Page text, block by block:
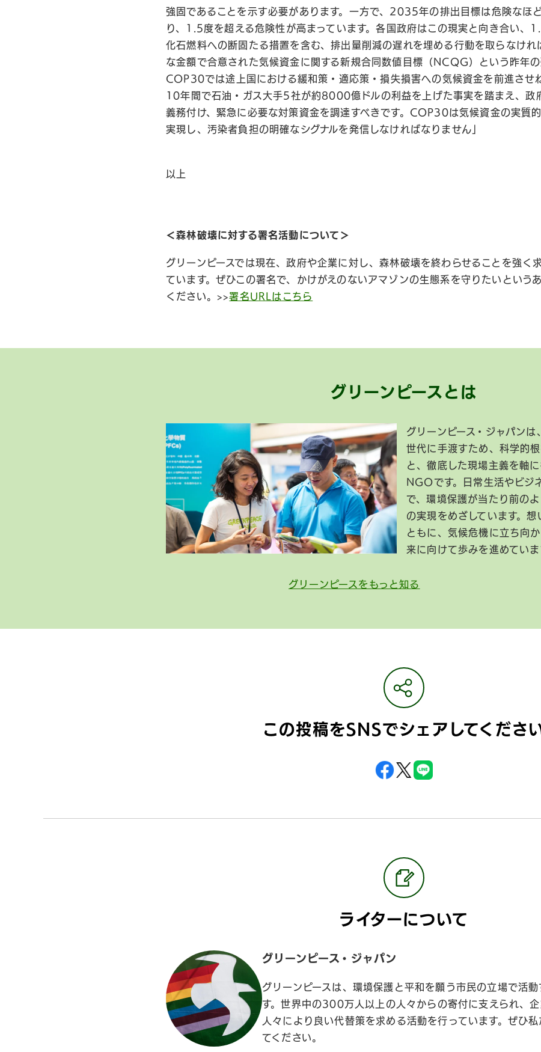
強固であることを示す必要があります。一方で、2035年の排出目標は危険なほ
り、1.5度を超える危険性が高まっています。各国政府はこの現実と向き合い、
化石燃料への断固たる措置を含む、排出量削減の遅れを埋める行動を取らなけれ
な金額で合意された気候資金に関する新規合同数値目標（NCQG）という昨年の
COP30では途上国における緩和策・適応策・損失損害への気候資金を前進させ
10年間で石油・ガス大手5社が約8000億ドルの利益を上げた事実を踏まえ、政
義務付け、緊急に必要な対策資金を調達すべきです。COP30は気候資金の実質
実現し、汚染者負担の明確なシグナルを発信しなければなりません」
以上
＜森林破壊に対する署名活動について＞
グリーンピースでは現在、政府や企業に対し、森林破壊を終わらせることを強く
ています。ぜひこの署名で、かけがえのないアマゾンの生態系を守りたいという
ください。>>署名URLはこちら
グリーンピースとは
グリーンピース・ジャパン
世代に手渡すため、科学的
と、徹底した現場主義を軸
NGOです。日常生活やビジ
で、環境保護が当たり前の
の実現をめざしています。想
ともに、気候危機に立ち向
来に向けて歩みを進めていま
グリーンピースをもっと知る
この投稿をSNSでシェアしてくださ
ライターについて
グリーンピース・ジャパン
グリーンピースは、環境保護と平和を願う市民の立場で活
す。世界中の300万人以上の人々からの寄付に支えられ、
人々により良い代替策を求める活動を行っています。ぜひ
てください。